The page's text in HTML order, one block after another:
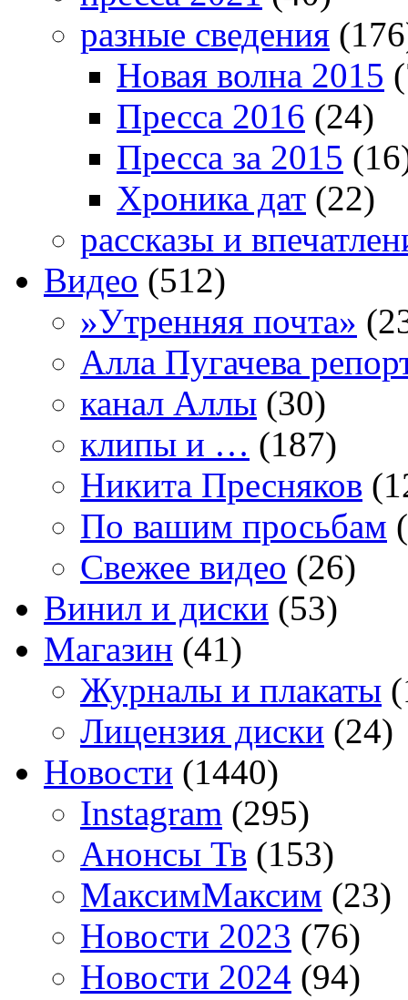
разные сведения
Новая волна 2015
Пресса 2016 (24)
Пресса за 2015
Хроника дат (22)
рассказы и
Видео (512)
»Утренняя почта»
Алла Пугачева
канал Аллы (30)
клипы и … (187)
Никита Пресняков
По вашим просьбам
Свежее видео (26)
Винил и диски (53)
Магазин (41)
Журналы и плакаты
Лицензия диски (24)
Новости (1440)
Instagram (295)
Анонсы Тв (153)
МаксимМаксим (23)
Новости 2023 (76)
Новости 2024 (94)